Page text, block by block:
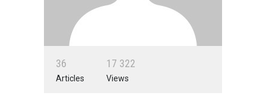
36
Articles
17 322
Views